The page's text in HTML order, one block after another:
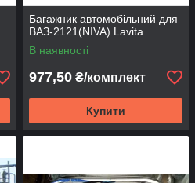
Багажник автомобільний для
ВАЗ-2121(NIVA) Lavita
В наявності
977,50 ₴/комплект
Купити